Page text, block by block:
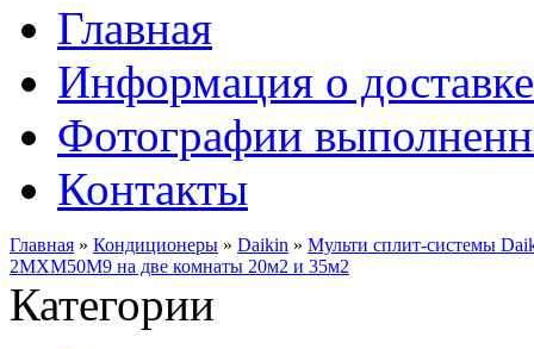
Главная
Информация о доставке
Фотографии
Контакты
Главная » Кондиционеры » Daikin » Мульти сплит-системы
2MXM50M9 на две комнаты 20м2 и 35м2
Категории